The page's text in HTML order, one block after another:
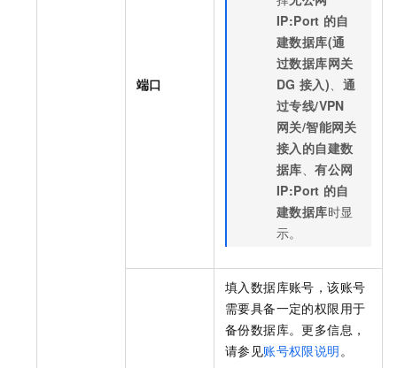
端口
IP:Port 的自
建数据库(通
过数据库网关
DG 接入)
通
过专线/VPN
网关/智能网关
接入的自建数
据库 、有公网
IP:Port 的自
建数据库时显
示。
填入数据库账号，该账号
需要具备一定的权限用于
备份数据库。更多信息，
请参见账号权限说明 。